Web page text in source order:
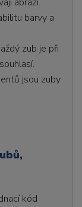
barvy a
zub je při
jsou zuby
kód